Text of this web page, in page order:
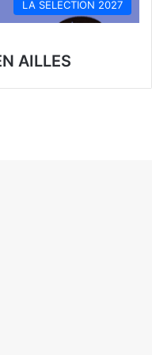
LA SELECTION 2027
AILLES